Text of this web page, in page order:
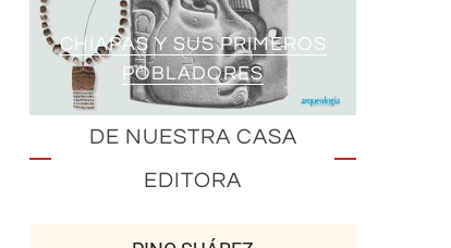
CHIAPAS Y SUS PRIMEROS
POBLADORES
DE NUESTRA CASA
EDITORA